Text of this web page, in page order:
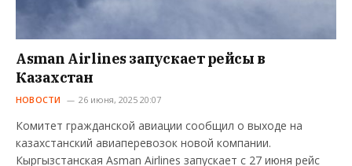
Asman Airlines запускает рейсы в
Казахстан
НОВОСТИ 26 июня, 2025 20:07
Комитет гражданской авиации сообщил о выходе на
казахстанский авиаперевозок новой компании.
Кыргызстанская Asman Airlines запускает с 27 июня рейс